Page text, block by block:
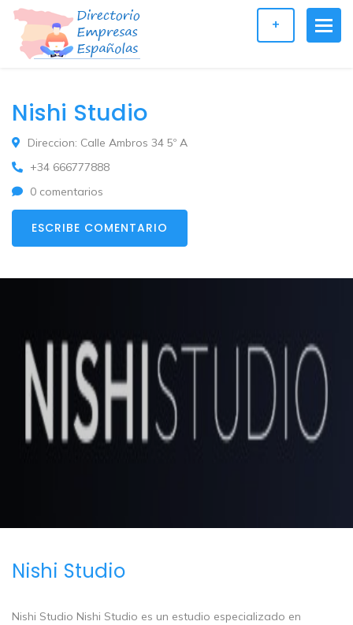
+
Nishi Studio
Direccion: Calle Ambros 34 5º A
+34 666777888
0 comentarios
ESCRIBE COMENTARIO
Nishi Studio
Nishi Studio Nishi Studio es un estudio especializado en